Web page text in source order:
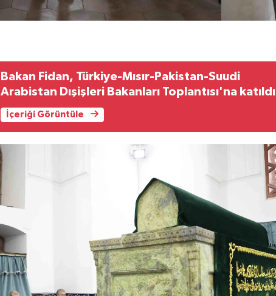
Bakan Fidan, Türkiye-Mısır-Pakistan-Suudi
Arabistan Dışişleri Bakanları Toplantısı'na katıldı
İçeriği Görüntüle